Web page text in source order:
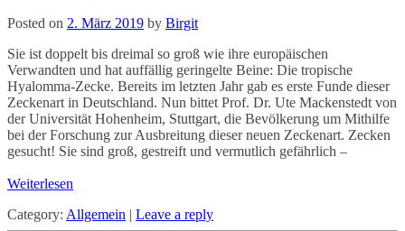
Posted on 2. März 2019 by Birgit
Sie ist doppelt bis dreimal so groß wie ihre europäischen
Verwandten und hat auffällig geringelte Beine: Die tropische
Hyalomma-Zecke. Bereits im letzten Jahr gab es erste Funde dieser
Zeckenart in Deutschland. Nun bittet Prof. Dr. Ute Mackenstedt von
der Universität Hohenheim, Stuttgart, die Bevölkerung um Mithilfe
bei der Forschung zur Ausbreitung dieser neuen Zeckenart. Zecken
gesucht! Sie sind groß, gestreift und vermutlich gefährlich –
Weiterlesen
Category: Allgemein | Leave a reply